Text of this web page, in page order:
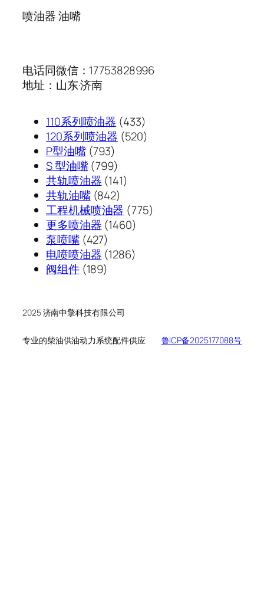
喷油器 油嘴
电话同微信：17753828996
地址：山东·济南
110系列喷油器 433433
个
120系列喷油器 520520
P型油嘴 793793
个
产
品
S 型油嘴 799799
个
产
品
共轨喷油器 141141
产
品
共轨油嘴 842842
个
产
工程机械喷油器 775775
更多喷油器 14601460
产
泵喷嘴 427427
个
产
电喷喷油器 12861286
阀组件 189189
品
2025 济南中擎科技有限公司
专业的柴油供油动力系统配件供应 鲁ICP备2025177088号